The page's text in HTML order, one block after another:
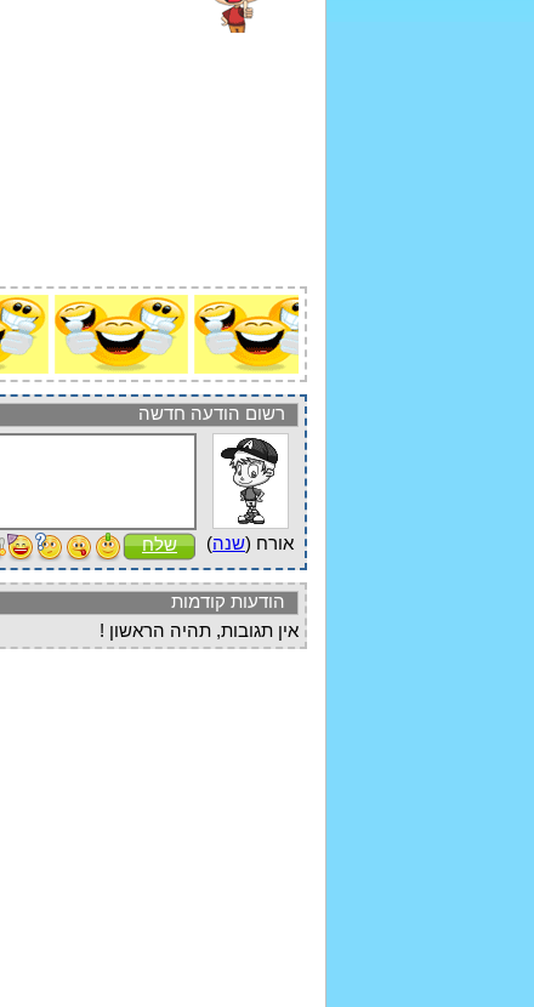
רשום הודעה חדשה
אורח (שנה) שלח
הודעות קודמות
אין תגובות, תהיה הראשון !